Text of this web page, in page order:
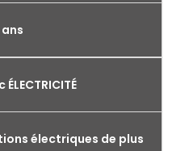
ans
électriques de plus